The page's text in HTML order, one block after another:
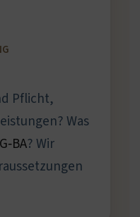
Pflicht,
Was
G‑BA? Wir